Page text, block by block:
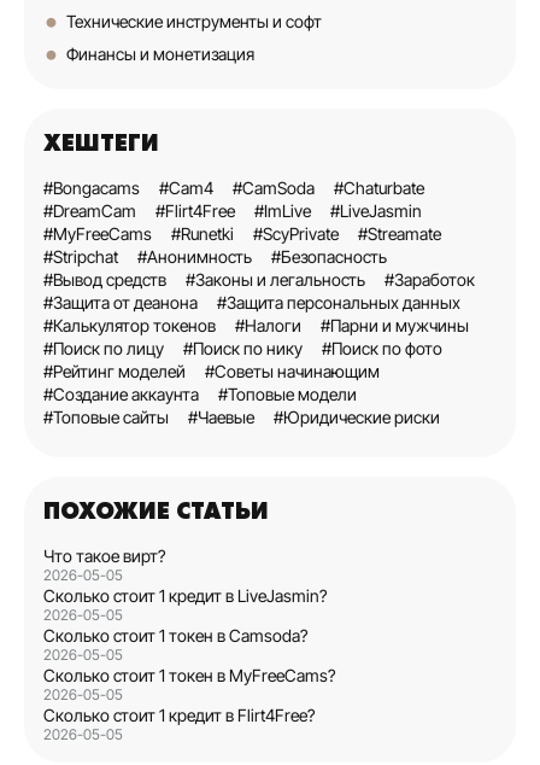
Технические инструменты и софт
Финансы и монетизация
ХЕШТЕГИ
#Bongacams #Cam4 #CamSoda
#Chaturbate
#DreamCam
#Flirt4Free #ImLive
#LiveJasmin
#MyFreeCams
#Runetki #ScyPrivate
#Streamate
#Stripchat
#Анонимность
#Безопасность
#Вывод средств
#Законы и легальность
#Заработок
#Защита от деанона
#Защита персональных данных
#Калькулятор токенов
#Налоги
#Парни и мужчины
#Поиск по лицу
#Поиск по нику
#Поиск по фото
#Рейтинг моделей
#Советы начинающим
#Создание аккаунта
#Топовые модели
#Топовые сайты
#Чаевые #Юридические риски
ПОХОЖИЕ СТАТЬИ
Что такое вирт?
2026-05-05
Сколько стоит 1 кредит в LiveJasmin?
2026-05-05
Сколько стоит 1 токен в Camsoda?
2026-05-05
Сколько стоит 1 токен в MyFreeCams?
2026-05-05
Сколько стоит 1 кредит в Flirt4Free?
2026-05-05